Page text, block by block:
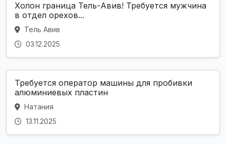
Холон граница Тель-Авив! Требуется мужчина
в отдел орехов...
Тель Авив
03.12.2025
Требуется оператор машины для пробивки
алюминиевых пластин
Натания
13.11.2025